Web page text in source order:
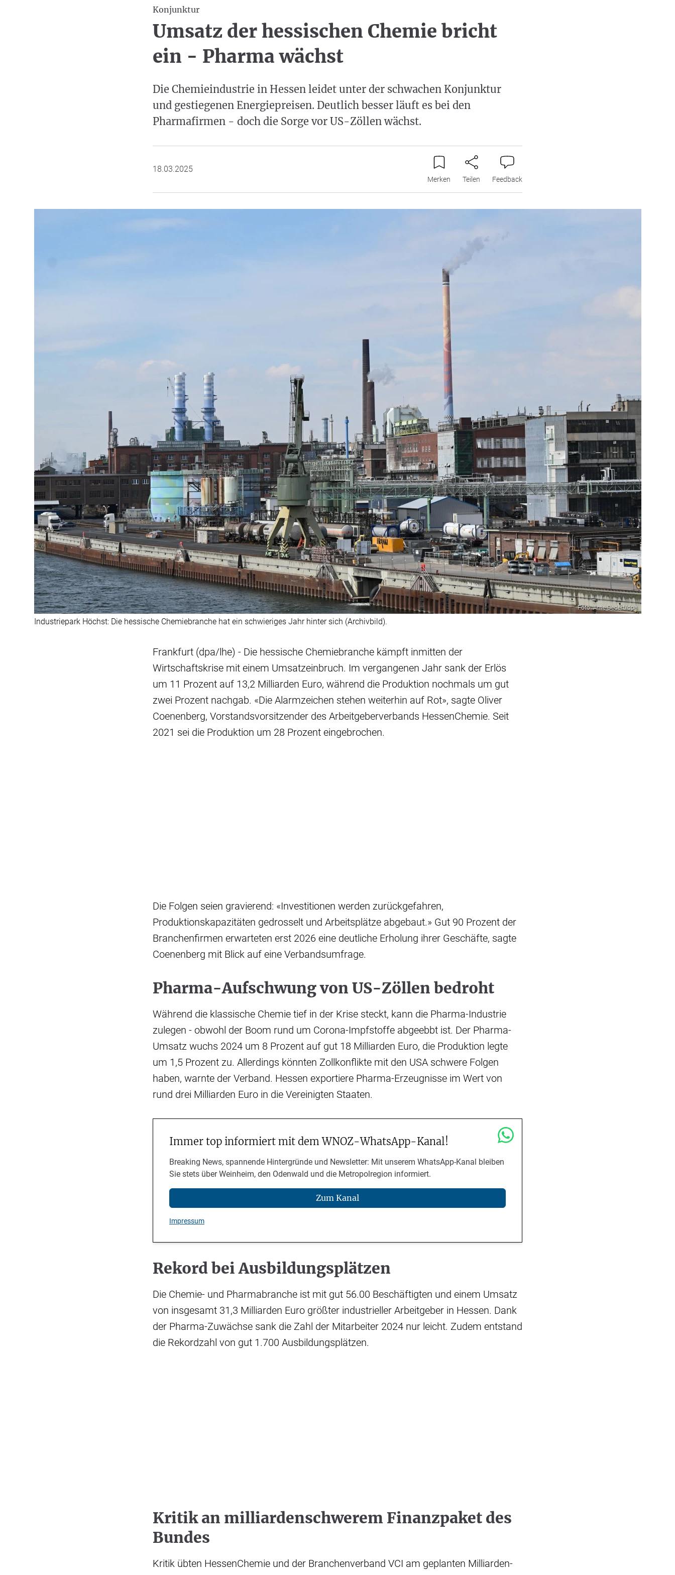
Konjunktur
Umsatz der hessischen Chemie bricht
ein - Pharma wächst
Die Chemieindustrie in Hessen leidet unter der schwachen Konjunktur
und gestiegenen Energiepreisen. Deutlich besser läuft es bei den
Pharmafirmen - doch die Sorge vor US-Zöllen wächst.
18.03.2025
Merken Teilen Feedback
Foto: Arne Dedert/dpa
Industriepark Höchst: Die hessische Chemiebranche hat ein schwieriges Jahr hinter sich (Archivbild).
Frankfurt (dpa/lhe) - Die hessische Chemiebranche kämpft inmitten der
Wirtschaftskrise mit einem Umsatzeinbruch. Im vergangenen Jahr sank der Erlös
um 11 Prozent auf 13,2 Milliarden Euro, während die Produktion nochmals um gut
zwei Prozent nachgab. «Die Alarmzeichen stehen weiterhin auf Rot», sagte Oliver
Coenenberg, Vorstandsvorsitzender des Arbeitgeberverbands HessenChemie. Seit
2021 sei die Produktion um 28 Prozent eingebrochen.
Die Folgen seien gravierend: «Investitionen werden zurückgefahren,
Produktionskapazitäten gedrosselt und Arbeitsplätze abgebaut.» Gut 90 Prozent der
Branchenfirmen erwarteten erst 2026 eine deutliche Erholung ihrer Geschäfte, sagte
Coenenberg mit Blick auf eine Verbandsumfrage.
Pharma-Aufschwung von US-Zöllen bedroht
Während die klassische Chemie tief in der Krise steckt, kann die Pharma-Industrie
zulegen - obwohl der Boom rund um Corona-Impfstoffe abgeebbt ist. Der Pharma-
Umsatz wuchs 2024 um 8 Prozent auf gut 18 Milliarden Euro, die Produktion legte
um 1,5 Prozent zu. Allerdings könnten Zollkonflikte mit den USA schwere Folgen
haben, warnte der Verband. Hessen exportiere Pharma-Erzeugnisse im Wert von
rund drei Milliarden Euro in die Vereinigten Staaten.
Immer top informiert mit dem WNOZ-WhatsApp-Kanal!
Breaking News, spannende Hintergründe und Newsletter: Mit unserem WhatsApp-Kanal bleiben
Sie stets über Weinheim, den Odenwald und die Metropolregion informiert.
Zum Kanal
Impressum
Rekord bei Ausbildungsplätzen
Die Chemie- und Pharmabranche ist mit gut 56.00 Beschäftigten und einem Umsatz
von insgesamt 31,3 Milliarden Euro größter industrieller Arbeitgeber in Hessen. Dank
der Pharma-Zuwächse sank die Zahl der Mitarbeiter 2024 nur leicht. Zudem entstand
die Rekordzahl von gut 1.700 Ausbildungsplätzen.
Kritik an milliardenschwerem Finanzpaket des
Bundes
Kritik übten HessenChemie und der Branchenverband VCI am geplanten Milliarden-